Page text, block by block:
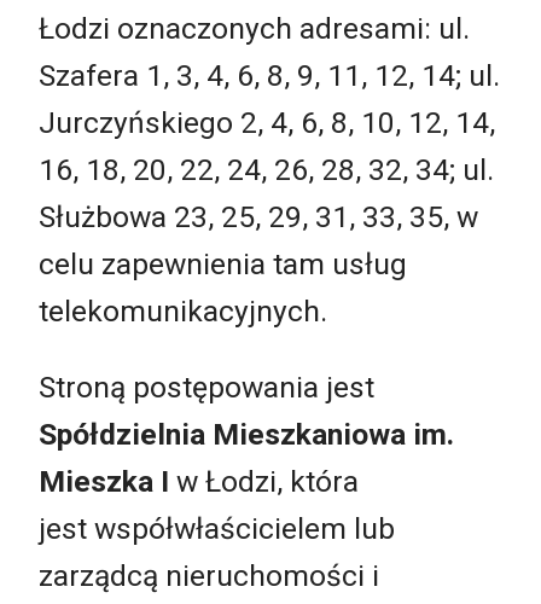
Łodzi oznaczonych adresami: ul.
Szafera 1, 3, 4, 6, 8, 9, 11, 12, 14; ul.
Jurczyńskiego 2, 4, 6, 8, 10, 12, 14,
16, 18, 20, 22, 24, 26, 28, 32, 34; ul.
Służbowa 23, 25, 29, 31, 33, 35, w
celu zapewnienia tam usług
telekomunikacyjnych.
Stroną postępowania jest
Spółdzielnia Mieszkaniowa im.
Mieszka I w Łodzi, która
jest współwłaścicielem lub
zarządcą nieruchomości i